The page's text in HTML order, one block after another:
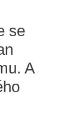
Man
nase
A